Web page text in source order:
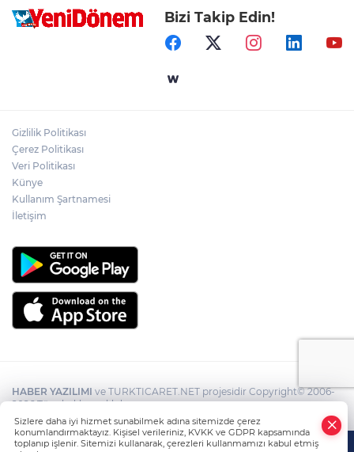
Bizi Takip Edin!
Gizlilik Politikası
Çerez Politikası
Veri Politikası
Künye
Kullanım Şartnamesi
İletişim
HABER YAZILIMI ve TURKTICARET.NET projesidir Copyright© 2006-
2026 Tüm hakları saklıdır.
Sizlere daha iyi hizmet sunabilmek adına sitemizde çerez
konumlandırmaktayız. Kişisel verileriniz, KVKK ve GDPR kapsamında
toplanıp işlenir. Sitemizi kullanarak, çerezleri kullanmamızı kabul etmiş